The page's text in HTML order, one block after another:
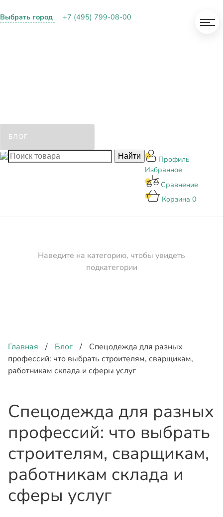
Выбрать город +7 (495) 799-08-00
БЛОГ
Профиль
Избранное
Сравнение
Корзина 0
Наведите на категорию, чтобы увидеть
подкатегории
Главная / Блог /
Спецодежда для разных
профессий: что выбрать строителям, сварщикам,
работникам склада и сферы услуг
Спецодежда для разных
профессий: что выбрать
строителям, сварщикам,
работникам склада и
сферы услуг